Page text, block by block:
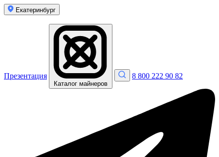
Екатеринбург
Презентация
Каталог майнеров
8 800 222 90 82